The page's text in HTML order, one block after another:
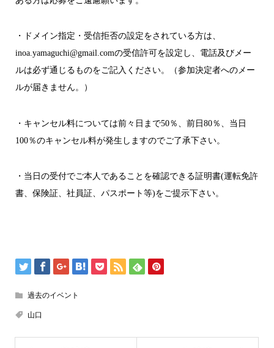
・ドメイン指定・受信拒否の設定をされている方は、
inoa.yamaguchi@gmail.comの受信許可を設定し、電話及びメー
ルは必ず通じるものをご記入ください。（参加決定者へのメー
ルが届きません。）
・キャンセル料については前々日まで50％、前日80％、当日
100％のキャンセル料が発生しますのでご了承下さい。
・当日の受付でご本人であることを確認できる証明書(運転免許
書、保険証、社員証、パスポート等)をご提示下さい。
過去のイベント
山口